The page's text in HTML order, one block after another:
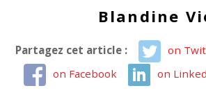
Blandine
Partagez cet article :
on
on Facebook
on